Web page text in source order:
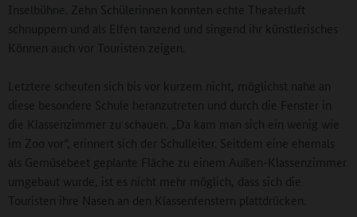
Inselbühne. Zehn Schülerinnen konnten echte Theaterluft
schnuppern und als Elfen tanzend und singend ihr künstlerisches
Können auch vor Touristen zeigen.
Letztere scheuten sich bis vor kurzem nicht, möglichst nahe an
diese besondere Schule heranzutreten und durch die Fenster in
die Klassenzimmer zu schauen. „Da kam man sich ein wenig wie
im Zoo vor“, erinnert sich der Schulleiter. Seitdem eine ehemals
als Gemüsebeet geplante Fläche zu einem Außen-Klassenzimmer
umgebaut wurde, ist es nicht mehr möglich, dass sich die
Touristen ihre Nasen an den Klassenfenstern plattdrücken.